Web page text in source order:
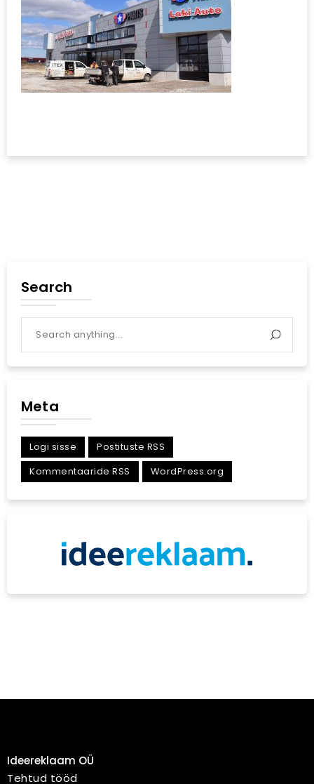
Search
Meta
Logi sisse
Postituste RSS
Kommentaaride RSS
WordPress.org
Ideereklaam OÜ
Tehtud tööd